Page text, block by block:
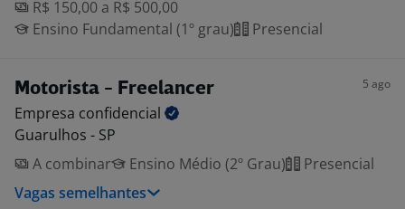
R$ 150,00 a R$ 500,00
Ensino Fundamental (1º grau)
Presencial
Motorista - Freelancer 5 ago
Empresa confidencial
Guarulhos - SP
A combinar
Ensino Médio (2º Grau)
Presencial
Vagas semelhantes